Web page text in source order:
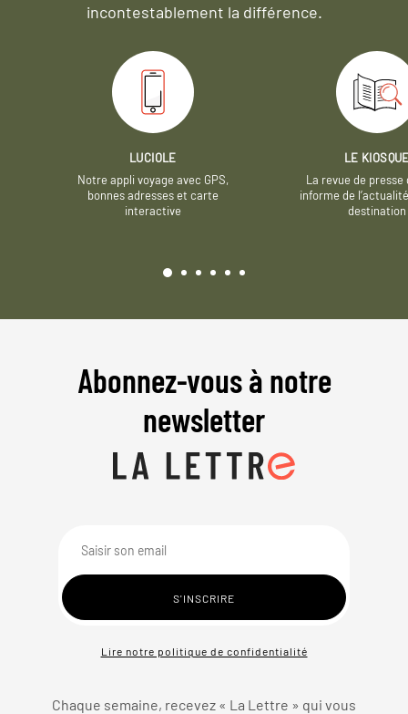
incontestablement la différence.
LUCIOLE
Notre appli voyage avec GPS,
bonnes adresses et carte
interactive
LE
La revue de presse
informe de
destination
Abonnez-vous à notre
newsletter
Lire notre politique de confidentialité
Chaque semaine, recevez « La Lettre » qui vous